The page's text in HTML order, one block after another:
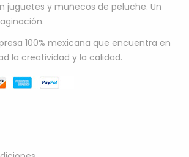
juguetes y muñecos de peluche. Un
100% mexicana que encuentra en
la creatividad y la calidad.